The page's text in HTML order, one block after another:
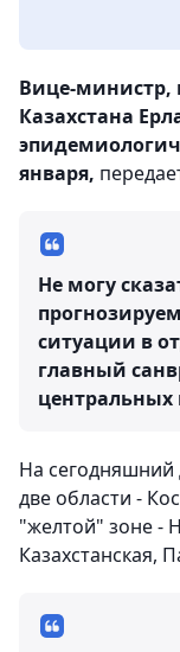
Вице-министр,
Казахстана
января,
Не могу
ситуации в
главный
На сегодняшний
две области -
"желтой" зоне -
Казахстанская,